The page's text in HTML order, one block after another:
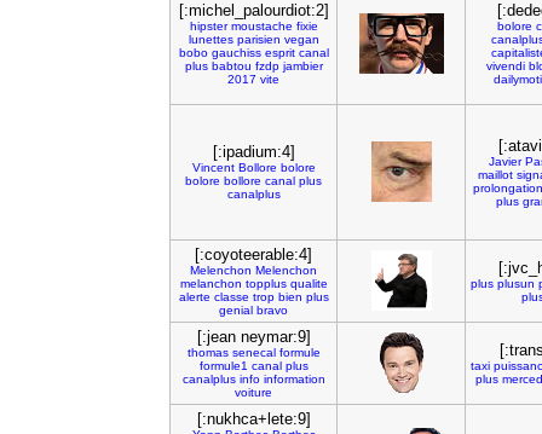
[:michel_palourdiot:2]
hipster moustache fixie
lunettes parisien vegan
bobo gauchiss esprit canal
plus babtou fzdp jambier
2017 vite
bolore
vivendi
[:ipadium:4]
Vincent Bollore bolore
bolore bollore canal plus
canalplus
Javier
maillot
prolongation
plus
[:coyoteerable:4]
Melenchon Melenchon
melanchon topplus qualite
alerte classe trop bien plus
genial bravo
plus plusun
[:jean neymar:9]
thomas senecal formule
formule1 canal plus
canalplus info information
voiture
taxi
plus
[:nukhca+lete:9]